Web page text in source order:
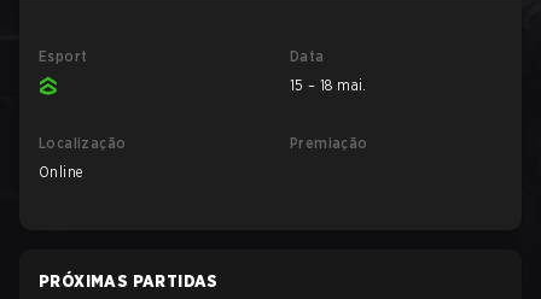
Esport
Data
15 – 18 mai.
Localização
Online
Premiação
PRÓXIMAS PARTIDAS